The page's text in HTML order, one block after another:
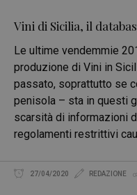
Vini di Sicilia, il
Le ultime vendemmie
produzione di Vini in
passato, soprattutto se
penisola – sta in questi
scarsità di informazioni
regolamenti restrittivi
27/04/2020 REDAZIONE